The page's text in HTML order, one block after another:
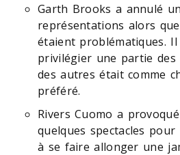
Garth Brooks a annulé
représentations alors
étaient problématiques.
privilégier une partie
des autres était comme
préféré.
Rivers Cuomo a
quelques spectacles
à se faire allonger une